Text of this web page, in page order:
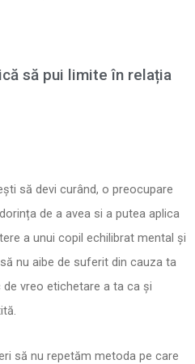
să pui limite în relația
să devi curând, o preocupare
de a avea si a putea aplica
a unui copil echilibrat mental și
nu aibe de suferit din cauza ta
vreo etichetare a ta ca și
să nu repetăm metoda pe care